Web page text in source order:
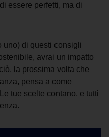
essere perfetti, ma di
uno) di questi consigli
avrai un impatto
la prossima volta che
pensa a come
tue scelte contano, e tutti